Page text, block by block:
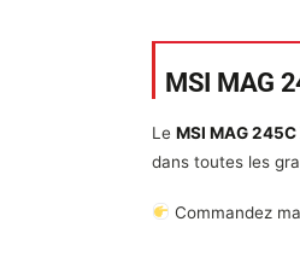
MSI MAG
Le MSI MAG
dans toutes les
Commandez